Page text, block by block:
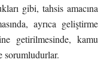
gibi, tahsis amacına
ayrıca geliştirme
getirilmesinde, kamu
sorumludurlar.